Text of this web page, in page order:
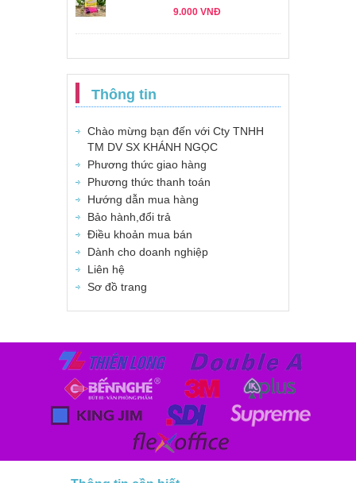
9.000 VNĐ
Thông tin
Chào mừng bạn đến với Cty TNHH
TM DV SX KHÁNH NGỌC
Phương thức giao hàng
Phương thức thanh toán
Hướng dẫn mua hàng
Bảo hành,đổi trả
Điều khoản mua bán
Dành cho doanh nghiệp
Liên hệ
Sơ đồ trang